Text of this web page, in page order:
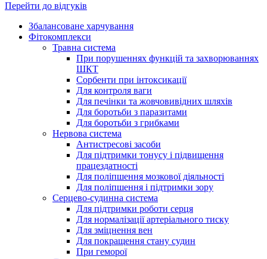
Перейти до відгуків
Збалансоване харчування
Фітокомплекси
Травна система
При порушеннях функцій та захворюваннях
ШКТ
Сорбенти при інтоксикації
Для контроля ваги
Для печінки та жовчовивідних шляхів
Для боротьби з паразитами
Для боротьби з грибками
Нервова система
Антистресові засоби
Для підтримки тонусу і підвищення
працездатності
Для поліпшення мозкової діяльності
Для поліпшення і підтримки зору
Серцево-судинна система
Для підтримки роботи серця
Для нормалізації артеріального тиску
Для зміцнення вен
Для покращення стану судин
При геморої